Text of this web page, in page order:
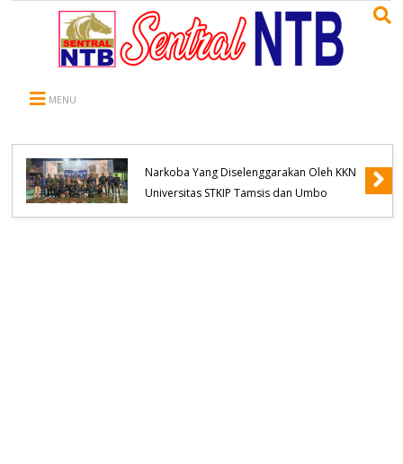
MENU
Satreskrim Polres Bima Kabupaten Olah
TKP, Pihak Keluarga Menolak Diautopsi